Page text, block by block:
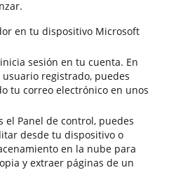
en tu dispositivo Microsoft
sesión en tu cuenta. En
registrado, puedes
tu correo electrónico en unos
el Panel de control, puedes
desde tu dispositivo o
en la nube para
y extraer páginas de un